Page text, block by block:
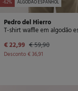
-62% ALGODÃO ESPANHOL
Pedro del Hierro
€ 22,99 € 59,90
Desconto€ 36,91